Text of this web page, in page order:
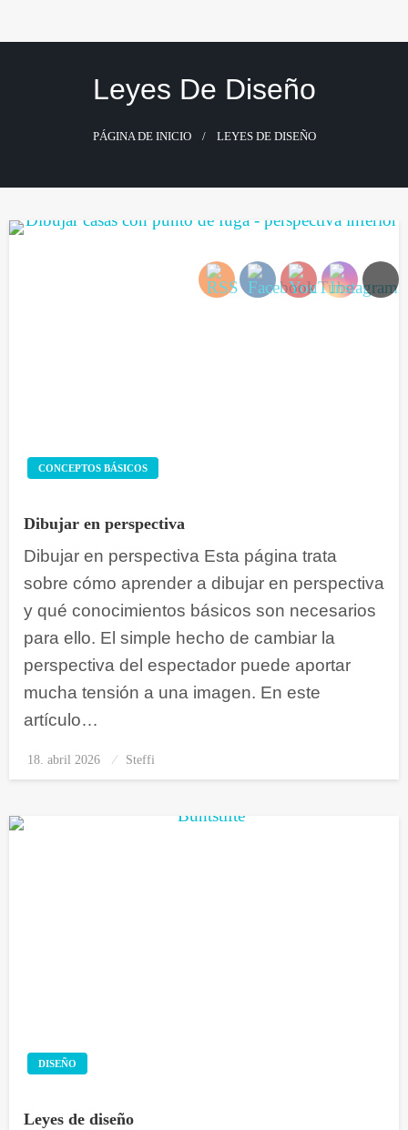
contenido
Leyes De Diseño
PÁGINA DE INICIO LEYES DE DISEÑO
CONCEPTOS BÁSICOS
Dibujar en perspectiva
Dibujar en perspectiva Esta página trata
sobre cómo aprender a dibujar en perspectiva
y qué conocimientos básicos son necesarios
para ello. El simple hecho de cambiar la
perspectiva del espectador puede aportar
mucha tensión a una imagen. En este
artículo…
Publicado
el
18. abril 2026 Steffi
DISEÑO
Leyes de diseño